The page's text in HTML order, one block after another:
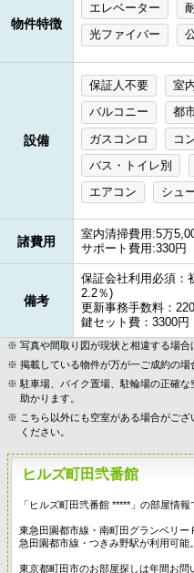
物件特徴
エレベーター
光ファイバー
設備
保証人不要 室
バルコニー
都
ガスコンロ
コ
バス・トイレ別
エアコン
シュ
諸費用
室内清掃費用:5万
サポート費用:330円
備考
保証会社利用必須：
2.2％)
更新事務手数料：
鍵セット費：3300円
写真や間取り図が現状と相違する場合
掲載している物件が万が一ご成約の場
駐車場、バイク置場、駐輪場の正確
助かります。
こちら以外にも空室がある場合がご
ください。
ヒルズ町田弐番館
「ヒルズ町田弐番館 *****」の部屋情報
東急田園都市線・南町田グランベリ
急田園都市線・つきみ野駅が利用可能。
東京都町田市のお部屋探しは年間お問